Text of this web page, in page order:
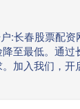
:长春股票配
至最低。通
加入我们，开